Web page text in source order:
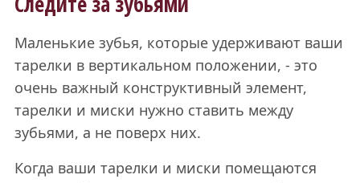
Маленькие зубья, которые удерживают ваши
тарелки в вертикальном положении, - это
очень важный конструктивный элемент,
тарелки и миски нужно ставить между
зубьями, а не поверх них.
Когда ваши тарелки и миски помещаются